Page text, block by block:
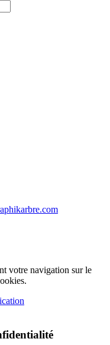
votre navigation sur le